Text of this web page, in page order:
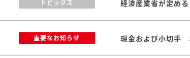
トピックス
重要なお知らせ 現金および小切手